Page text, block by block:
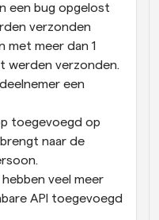
een bug opgelost
verzonden
met meer dan 1
werden verzonden.
een
toegevoegd op
naar de
veel meer
API toegevoegd